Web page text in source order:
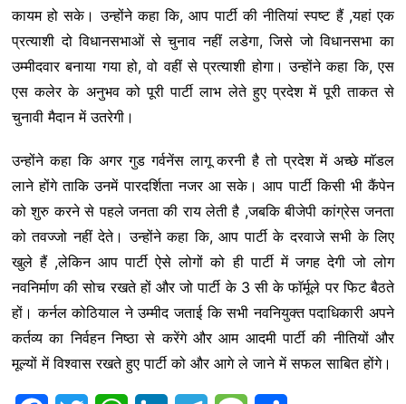
कायम हो सके। उन्होंने कहा कि, आप पार्टी की नीतियां स्पष्ट हैं ,यहां एक
प्रत्याशी दो विधानसभाओं से चुनाव नहीं लडेगा, जिसे जो विधानसभा का
उम्मीदवार बनाया गया हो, वो वहीं से प्रत्याशी होगा। उन्होंने कहा कि, एस
एस कलेर के अनुभव को पूरी पार्टी लाभ लेते हुए प्रदेश में पूरी ताकत से
चुनावी मैदान में उतरेगी।
उन्होंने कहा कि अगर गुड गर्वनेंस लागू करनी है तो प्रदेश में अच्छे माॅडल
लाने होंगे ताकि उनमें पारदर्शिता नजर आ सके। आप पार्टी किसी भी कैंपेन
को शुरु करने से पहले जनता की राय लेती है ,जबकि बीजेपी कांग्रेस जनता
को तवज्जो नहीं देते। उन्होंने कहा कि, आप पार्टी के दरवाजे सभी के लिए
खुले हैं ,लेकिन आप पार्टी ऐसे लोगों को ही पार्टी में जगह देगी जो लोग
नवनिर्माण की सोच रखते हों और जो पार्टी के 3 सी के फाॅर्मूले पर फिट बैठते
हों। कर्नल कोठियाल ने उम्मीद जताई कि सभी नवनियुक्त पदाधिकारी अपने
कर्तव्य का निर्वहन निष्ठा से करेंगे और आम आदमी पार्टी की नीतियों और
मूल्यों में विश्वास रखते हुए पार्टी को और आगे ले जाने में सफल साबित होंगे।